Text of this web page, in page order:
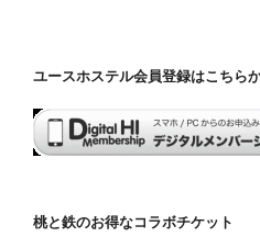
ユースホステル会員登録はこちら
桃と鉄のお得なコラボチケット